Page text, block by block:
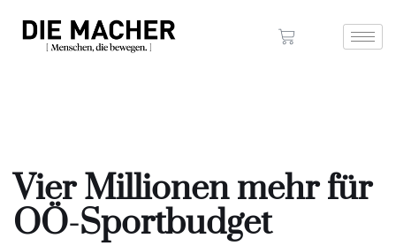
Vier Millionen mehr für
OÖ-Sportbudget